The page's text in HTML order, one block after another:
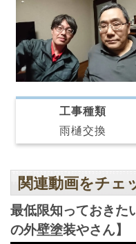
工事種類
雨樋交換
関連動画をチェ
最低限知っておきた
の外壁塗装やさん】